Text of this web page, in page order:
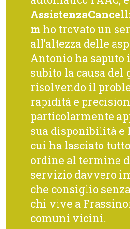
m ho trovato un
all’altezza delle
Antonio ha
subito la causa del
risolvendo il
rapidità e
particolarmente
sua disponibilità e
cui ha lasciato
ordine al termine
servizio davvero
che consiglio
chi vive a
comuni vicini.